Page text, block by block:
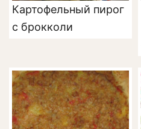
Картофельный пирог
с брокколи